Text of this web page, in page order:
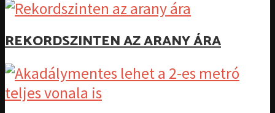
REKORDSZINTEN AZ ARANY ÁRA